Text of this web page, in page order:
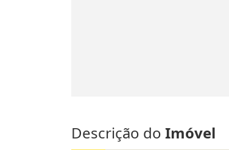
Descrição do Imóvel